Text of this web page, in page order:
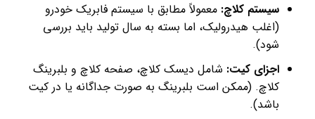
سیستم کلاچ:معمولاً مطابق با سیستم فابریک خودرو
(اغلب هیدرولیک، اما بسته به سال تولید باید بررسی
شود).
اجزای کیت:شامل دیسک کلاچ، صفحه کلاچ و بلبرینگ
کلاچ. (ممکن است بلبرینگ به صورت جداگانه یا در کیت
باشد).